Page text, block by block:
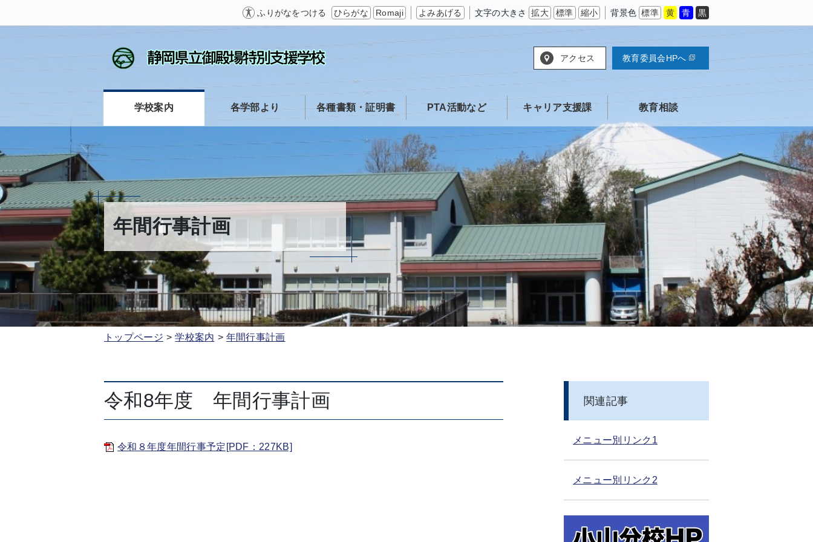
ふりがなをつける ひらがな Romaji よみあげる 文字の大きさ 拡大 標準 縮小 背景色 標準 黄 青 黒
アクセス 教育委員会HPへ
学校案内 各学部より 各種書類・証明書 PTA活動など キャリア支援課 教育相談
年間行事計画
トップページ 学校案内 年間行事計画
令和8年度 年間行事計画
令和８年度年間行事予定[PDF：227KB]
関連記事
メニュー別リンク1
メニュー別リンク2